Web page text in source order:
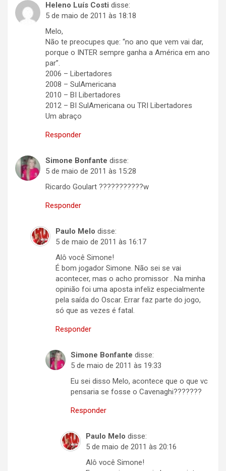
Heleno Luís Costi disse:
5 de maio de 2011 às 18:18
Melo,
Não te preocupes que: “no ano que vem vai dar,
porque o INTER sempre ganha a América em ano
par”.
2006 – Libertadores
2008 – SulAmericana
2010 – BI Libertadores
2012 – BI SulAmericana ou TRI Libertadores
Um abraço
Responder
Simone Bonfante disse:
5 de maio de 2011 às 15:28
Ricardo Goulart ???????????w
Responder
Paulo Melo disse:
5 de maio de 2011 às 16:17
Alô você Simone!
É bom jogador Simone. Não sei se vai
acontecer, mas o acho promissor . Na minha
opinião foi uma aposta infeliz especialmente
pela saída do Oscar. Errar faz parte do jogo,
só que as vezes é fatal.
Responder
Simone Bonfante disse:
5 de maio de 2011 às 19:33
Eu sei disso Melo, acontece que o que vc
pensaria se fosse o Cavenaghi???????
Responder
Paulo Melo disse:
5 de maio de 2011 às 20:16
Alô você Simone!